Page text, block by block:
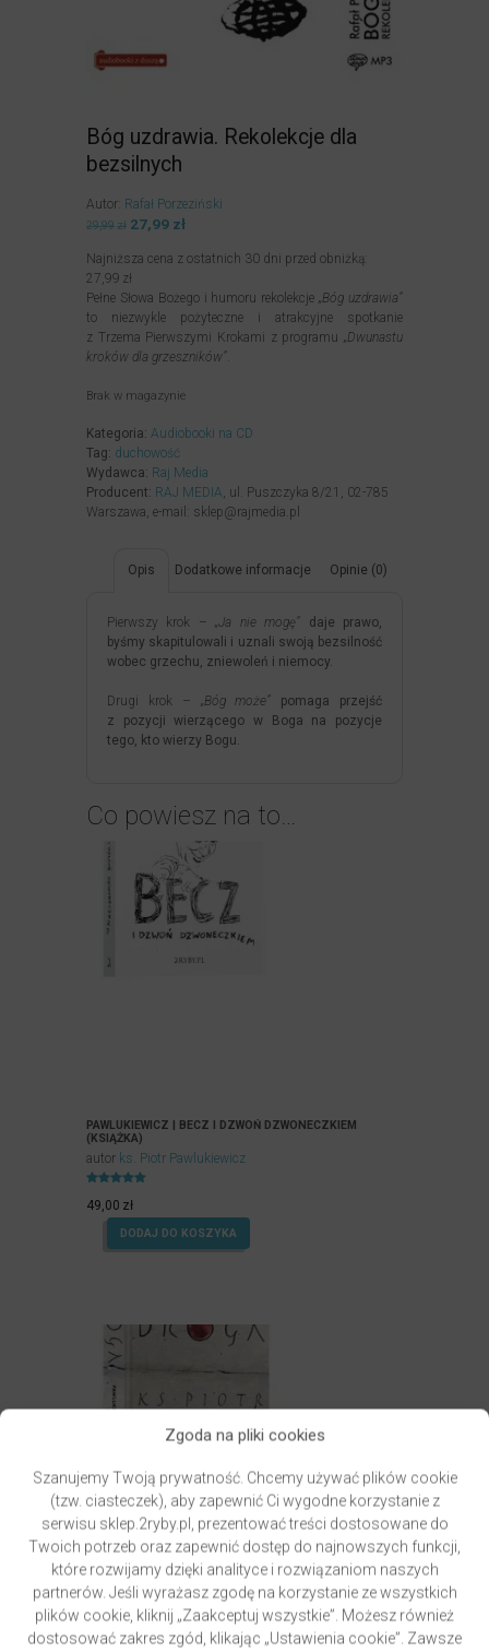
Zgoda na pliki cookies
Szanujemy Twoją prywatność. Chcemy używać plików cookie
(tzw. ciasteczek), aby zapewnić Ci wygodne korzystanie z
serwisu sklep.2ryby.pl, prezentować treści dostosowane do
Twoich potrzeb oraz zapewnić dostęp do najnowszych funkcji,
które rozwijamy dzięki analityce i rozwiązaniom naszych
partnerów. Jeśli wyrażasz zgodę na korzystanie ze wszystkich
plików cookie, kliknij „Zaakceptuj wszystkie”. Możesz również
dostosować zakres zgód, klikając „Ustawienia cookie”. Zawsze
Bóg uzdrawia. Rekolekcje dla
bezsilnych
Autor: Rafał Porzeziński
29,99zł Pierwotna
wynosiła:
29,99zł.
27,99 złAktualna
wynosi:
Najniższa cena z ostatnich 30 dni przed obniżką:
27,99 zł
Pełne Słowa Bożego i humoru rekolekcje„Bóg uzdrawia”
to niezwykle pożyteczne i atrakcyjne spotkanie
z Trzema Pierwszymi Krokami z programu „Dwunastu
kroków dla grzeszników”
Brak w magazynie
Kategoria: Audiobooki na CD
Tag: duchowość
Wydawca: Raj Media
Producent: RAJ MEDIA, ul. Puszczyka 8/21, 02-785
Warszawa, e-mail: sklep@rajmedia.pl
Opis Dodatkowe informacje Opinie (0)
Pierwszy krok –„Ja nie mogę”
daje prawo,
byśmy skapitulowali i uznali swoją bezsilność
wobec grzechu, zniewoleń i niemocy.
Drugi krok – „Bóg może”
pomaga przejść
z pozycji wierzącego w Boga na pozycje
tego, kto wierzy Bogu.
Co powiesz na to…
PAWLUKIEWICZ | BECZ I DZWOŃ DZWONECZKIEM
(KSIĄŻKA)
autor ks. Piotr Pawlukiewicz
4.99
na 5.
49,00 zł
DODAJ DO KOSZYKA
GRZYWOCZ & PAWLUKIEWICZ | DROGA
autor ks. Piotr Pawlukiewicz ks. Krzysztof Grzywocz